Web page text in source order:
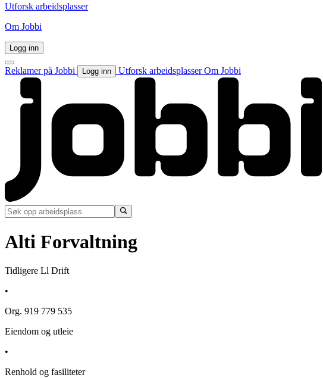
Utforsk arbeidsplasser
Om Jobbi
Logg inn
Reklamer på Jobbi Logg inn Utforsk arbeidsplasserOm Jobbi
Alti Forvaltning
Tidligere Ll Drift
•
Org. 919 779 535
Eiendom og utleie
•
Renhold og fasiliteter